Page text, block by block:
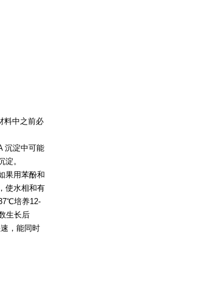
料中之前必
沉淀中可能
淀。
果用苯酚和
使水相和有
培养12-
生长后
，能同时